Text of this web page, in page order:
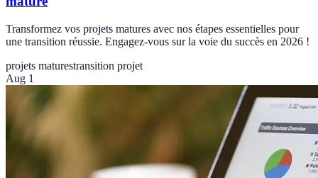
Transformez vos projets matures avec nos étapes essentielles pour
une transition réussie. Engagez-vous sur la voie du succès en 2026 !
projets maturestransition projet
Aug 1